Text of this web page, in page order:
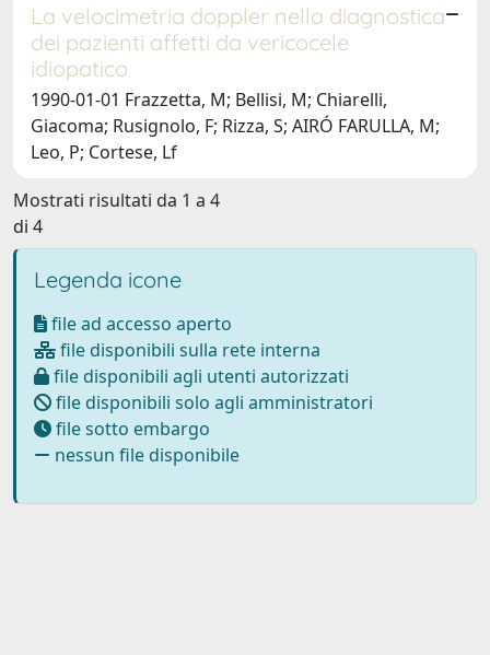
La velocimetria doppler nella diagnostica
dei pazienti affetti da vericocele
idiopatico
1990-01-01 Frazzetta, M; Bellisi, M; Chiarelli,
Giacoma; Rusignolo, F; Rizza, S; AIRÓ FARULLA, M;
Leo, P; Cortese, Lf
Mostrati risultati da 1 a 4
di 4
Legenda icone
file ad accesso aperto
file disponibili sulla rete interna
file disponibili agli utenti autorizzati
file disponibili solo agli amministratori
file sotto embargo
nessun file disponibile